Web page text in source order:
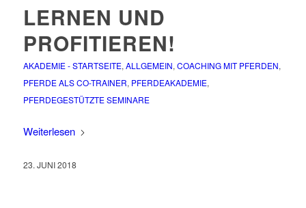
LERNEN UND
PROFITIEREN!
AKADEMIE - STARTSEITE, ALLGEMEIN, COACHING MIT PFERDEN,
PFERDE ALS CO-TRAINER, PFERDEAKADEMIE,
PFERDEGESTÜTZTE SEMINARE
Weiterlesen
23. JUNI 2018